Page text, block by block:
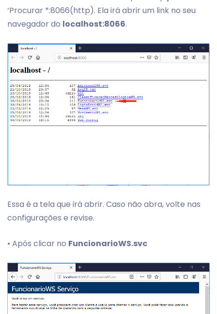
‘Procurar *:8066(http). Ela irá abrir um link no seu
navegador do localhost:8066.
Essa é a tela que irá abrir. Caso não abra, volte nas
configurações e revise.
• Após clicar no FuncionarioWS.svc